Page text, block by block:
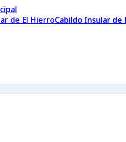
Cabildo Insular de